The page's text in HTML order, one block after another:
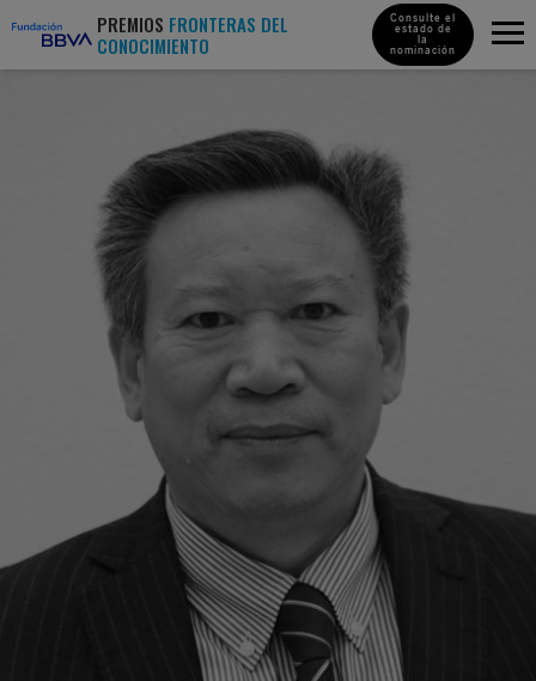
PREMIOS FRONTERAS DEL
CONOCIMIENTO
Consulte el
estado de
la
nominación